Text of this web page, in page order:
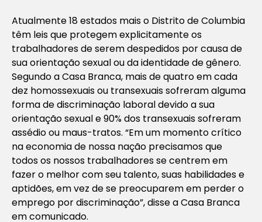
Atualmente 18 estados mais o Distrito de Columbia
têm leis que protegem explicitamente os
trabalhadores de serem despedidos por causa de
sua orientação sexual ou da identidade de gênero.
Segundo a Casa Branca, mais de quatro em cada
dez homossexuais ou transexuais sofreram alguma
forma de discriminação laboral devido a sua
orientação sexual e 90% dos transexuais sofreram
assédio ou maus-tratos. “Em um momento crítico
na economia de nossa nação precisamos que
todos os nossos trabalhadores se centrem em
fazer o melhor com seu talento, suas habilidades e
aptidões, em vez de se preocuparem em perder o
emprego por discriminação”, disse a Casa Branca
em comunicado.